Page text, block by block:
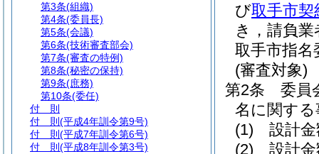
び取手市契
き，請負
取手市指名
(審査対象)
第2条
委員
名に関す
(1)
設計
(2)
設計
第3条(組織)
第4条(委員長)
第5条(会議)
第6条(技術審査部会)
第7条(審査の特例)
第8条(秘密の保持)
第9条(庶務)
第10条(委任)
付 則
付 則 (平成4年訓令第9号)
付 則 (平成7年訓令第6号)
付 則 (平成8年訓令第3号)